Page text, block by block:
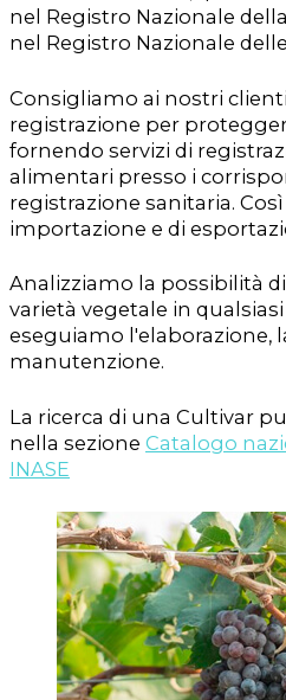
nel Registro Nazionale
nel Registro Nazionale
Consigliamo ai nostri
registrazione per
fornendo servizi di
alimentari presso i
registrazione sanitaria.
importazione e di
Analizziamo la possibilità
varietà vegetale in
eseguiamo l'elaborazione,
manutenzione.
La ricerca di una Cultivar
nella sezione Catalogo
INASE